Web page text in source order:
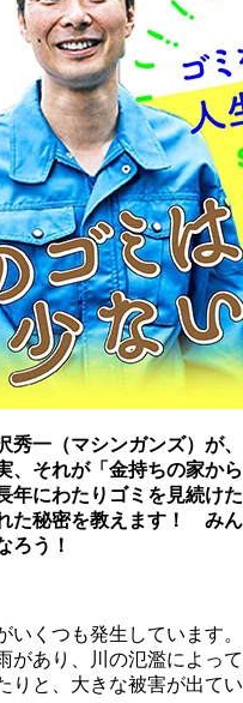
一（マシンガンズ）が、
、それが「金持ちの家から
年にわたりゴミを見続けた
た秘密を教えます！ みん
ろう！
くつも発生しています。
があり、川の氾濫によって
りと、大きな被害が出てい